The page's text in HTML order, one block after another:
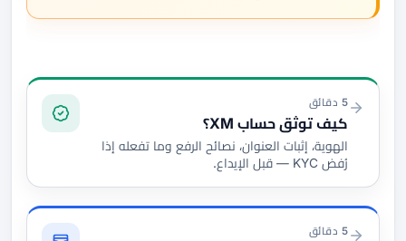
التوثيق والتمويل
5 دقائق
كيف توثق حساب XM؟
الهوية، إثبات العنوان، نصائح الرفع وما تفعله إذا
رُفض KYC — قبل الإيداع.
5 دقائق